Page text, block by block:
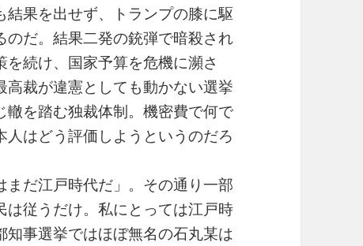
果を出せず、トランプの膝に駆
だ。結果二発の銃弾で暗殺され
続け、国家予算を危機に瀕さ
裁が違憲としても動かない選挙
を踏む独裁体制。機密費で何で
はどう評価しようというのだろ
だ江戸時代だ」。その通り一部
従うだけ。私にとっては江戸時
事選挙ではほぼ無名の石丸某は